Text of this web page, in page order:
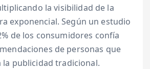
la visibilidad de la
exponencial. Según un estudio
de los consumidores confía
de personas que
la publicidad tradicional.